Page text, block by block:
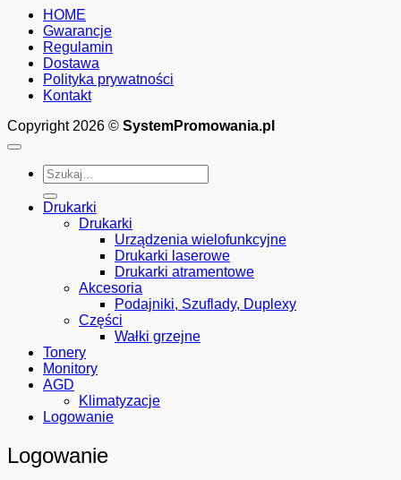
(przebieg:
tys.
stron)
poleasingowa
Gwarancja:
12
miesięcy
27087367
HOME
Gwarancje
Regulamin
Dostawa
Polityka prywatności
Kontakt
Copyright 2026 © SystemPromowania.pl
Szukaj:
Drukarki
Drukarki
Urządzenia wielofunkcyjne
Drukarki laserowe
Drukarki atramentowe
Akcesoria
Podajniki, Szuflady, Duplexy
Części
Wałki grzejne
Tonery
Monitory
AGD
Klimatyzacje
Logowanie
Logowanie